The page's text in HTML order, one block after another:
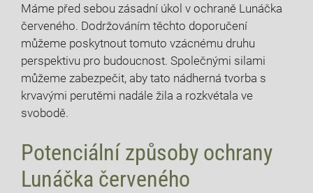
Máme před sebou zásadní úkol v ochraně Lunáčka
červeného. Dodržováním těchto doporučení
můžeme poskytnout tomuto vzácnému druhu
perspektivu pro budoucnost. Společnými silami
můžeme zabezpečit, aby tato nádherná tvorba s
krvavými perutěmi nadále žila a rozkvétala ve
svobodě.
Potenciální způsoby ochrany
Lunáčka červeného